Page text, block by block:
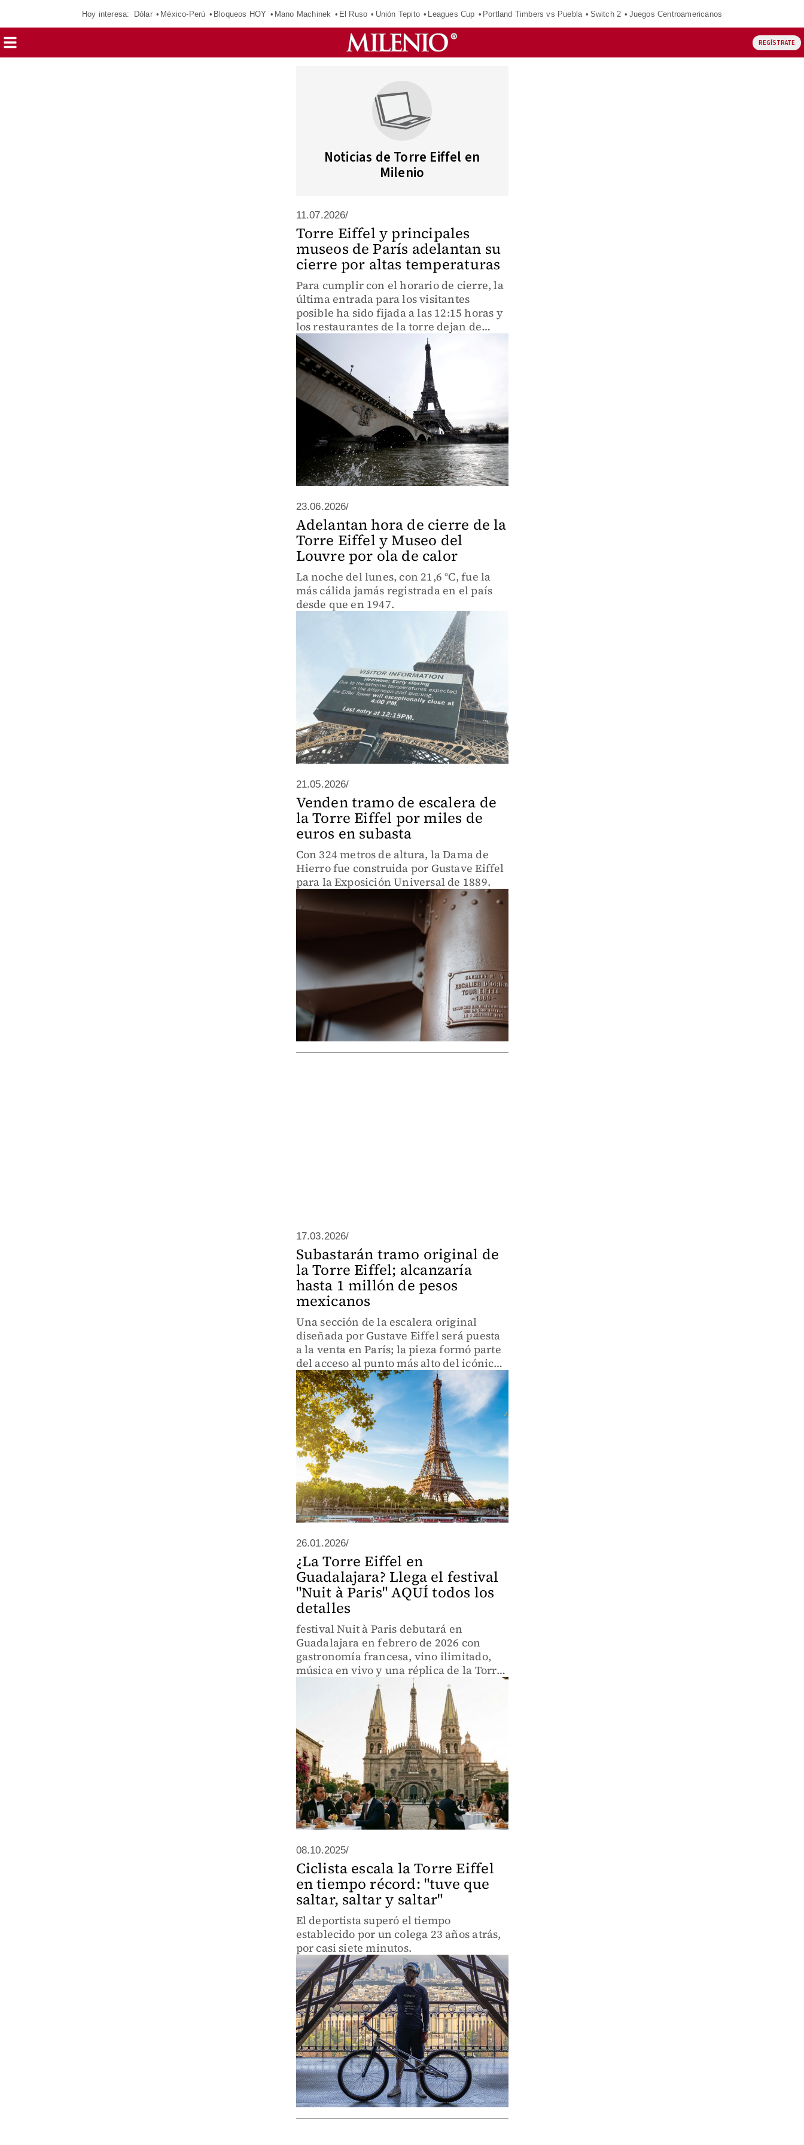
Hoy interesa: Dólar México-Perú Bloqueos HOY Mano Machinek El Ruso Unión Tepito Leagues Cup Portland Timbers vs Puebla Switch 2 Juegos Centroamericanos
REGÍSTRATE
Noticias de Torre Eiffel en
Milenio
11.07.2026/
Torre Eiffel y principales
museos de París adelantan su
cierre por altas temperaturas
Para cumplir con el horario de cierre, la
última entrada para los visitantes
posible ha sido fijada a las 12:15 horas y
los restaurantes de la torre dejan de
admitir clientes a las 13:30.
23.06.2026/
Adelantan hora de cierre de la
Torre Eiffel y Museo del
Louvre por ola de calor
La noche del lunes, con 21,6 °C, fue la
más cálida jamás registrada en el país
desde que en 1947.
21.05.2026/
Venden tramo de escalera de
la Torre Eiffel por miles de
euros en subasta
Con 324 metros de altura, la Dama de
Hierro fue construida por Gustave Eiffel
para la Exposición Universal de 1889.
17.03.2026/
Subastarán tramo original de
la Torre Eiffel; alcanzaría
hasta 1 millón de pesos
mexicanos
Una sección de la escalera original
diseñada por Gustave Eiffel será puesta
a la venta en París; la pieza formó parte
del acceso al punto más alto del icónico
monumento.
26.01.2026/
¿La Torre Eiffel en
Guadalajara? Llega el festival
"Nuit à Paris" AQUÍ todos los
detalles
festival Nuit à Paris debutará en
Guadalajara en febrero de 2026 con
gastronomía francesa, vino ilimitado,
música en vivo y una réplica de la Torre
08.10.2025/
Ciclista escala la Torre Eiffel
en tiempo récord: "tuve que
saltar, saltar y saltar"
El deportista superó el tiempo
establecido por un colega 23 años atrás,
por casi siete minutos.